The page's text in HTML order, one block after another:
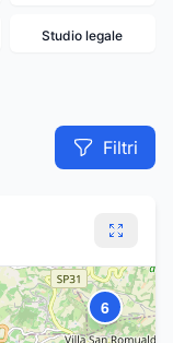
Studio legale
Filtri
6